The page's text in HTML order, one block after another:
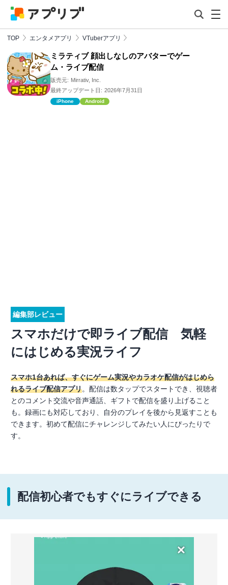
TOP エンタメアプリ VTuberアプリ
ミラティブ 顔出しなしのアバターでゲー
ム・ライブ配信
販売元: Mirrativ, Inc.
最終アップデート日: 2026年7月31日
iPhone Android
編集部レビュー
スマホだけで即ライブ配信 気軽
にはじめる実況ライフ
スマホ1台あれば、すぐにゲーム実況やカラオケ配信がはじめら
れるライブ配信アプリ。配信は数タップでスタートでき、視聴者
とのコメント交流や音声通話、ギフトで配信を盛り上げること
も。録画にも対応しており、自分のプレイを後から見返すことも
できます。初めて配信にチャレンジしてみたい人にぴったりで
す。
配信初心者でもすぐにライブできる